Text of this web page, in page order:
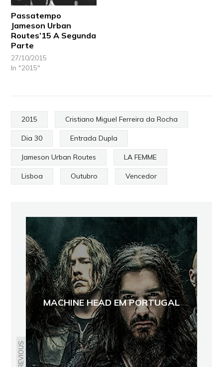
Passatempo
Jameson Urban
Routes’15 A Segunda
Parte
27/10/2015
In "2015"
2015 Cristiano Miguel Ferreira da Rocha
Dia 30 Entrada Dupla
Jameson Urban Routes LA FEMME
Lisboa Outubro Vencedor
PREVIOUS
MACHINE HEAD EM PORTUGAL